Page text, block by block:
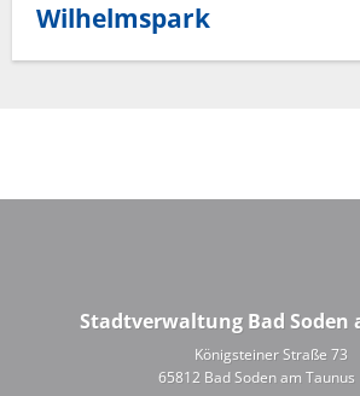
Wilhelmspark
Stadtverwaltung Bad Soden
Königsteiner Straße 73
65812 Bad Soden am Taunus